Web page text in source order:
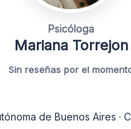
Psicóloga
Mariana Torrejon
Sin reseñas por el
de Buenos Aires ·